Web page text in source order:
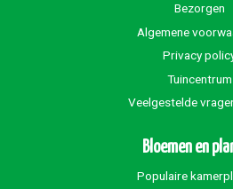
Bezorgen
Algemene
Privacy
Tuincentrum
Veelgestelde
Bloemen en
Populaire